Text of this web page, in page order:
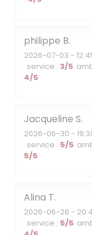
philippe B
2026-07-03 -
service : 3/5
4/5
Jacqueline S
2026-06-30 -
service : 5/5
5/5
Alina T
2026-06-26 -
service : 5/5